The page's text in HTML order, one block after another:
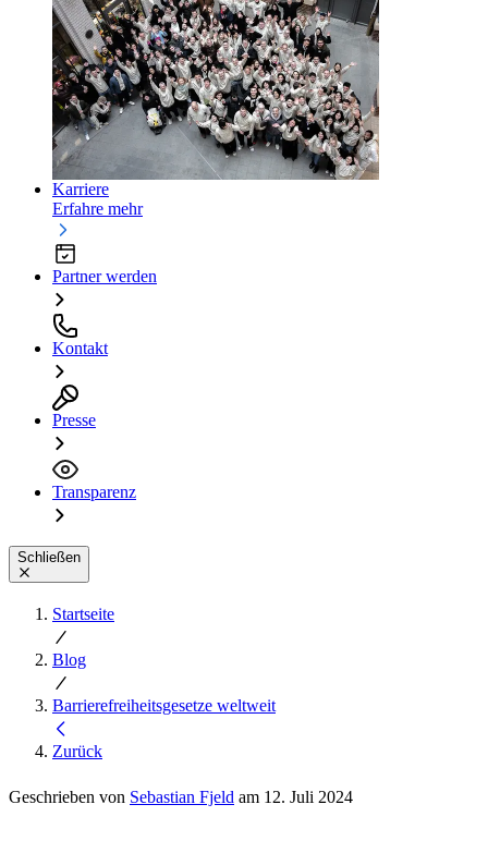
Karriere
Erfahre mehr
Partner werden
Kontakt
Presse
Transparenz
Schließen
Startseite
Blog
Barrierefreiheitsgesetze weltweit
Zurück
Geschrieben von Sebastian Fjeld am 12. Juli 2024